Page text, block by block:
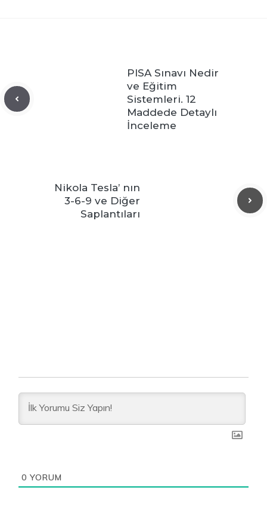
PISA Sınavı Nedir
ve Eğitim
Sistemleri. 12
Maddede Detaylı
İnceleme
Nikola Tesla’ nın
3-6-9 ve Diğer
Saplantıları
0 YORUM